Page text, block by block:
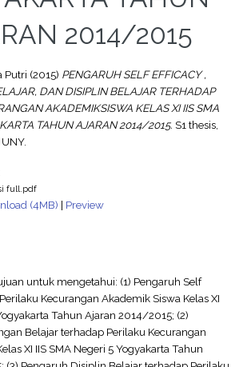
2014/2015
Putri (2015) PENGARUH SELF EFFICACY ,
DAN DISIPLIN BELAJAR TERHADAP
AKADEMIKSISWA KELAS XI IIS SMA
TAHUN AJARAN 2014/2015. S1 thesis,
full.pdf
(4MB) | Preview
untuk mengetahui: (1) Pengaruh Self
Kecurangan Akademik Siswa Kelas XI
Tahun Ajaran 2014/2015; (2)
Belajar terhadap Perilaku Kecurangan
XI IIS SMA Negeri 5 Yogyakarta Tahun